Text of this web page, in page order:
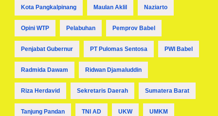
Kota Pangkalpinang Maulan Aklil Naziarto
Opini WTP Pelabuhan Pemprov Babel
Penjabat Gubernur PT Pulomas Sentosa PWI Babel
Radmida Dawam Ridwan Djamaluddin
Riza Herdavid Sekretaris Daerah Sumatera Barat
Tanjung Pandan TNI AD UKW UMKM